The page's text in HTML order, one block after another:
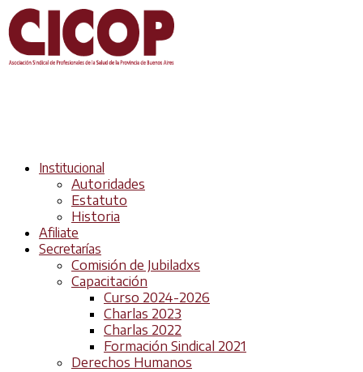
Institucional
Autoridades
Estatuto
Historia
Afiliate
Secretarías
Comisión de Jubiladxs
Capacitación
Curso 2024-2026
Charlas 2023
Charlas 2022
Formación Sindical 2021
Derechos Humanos